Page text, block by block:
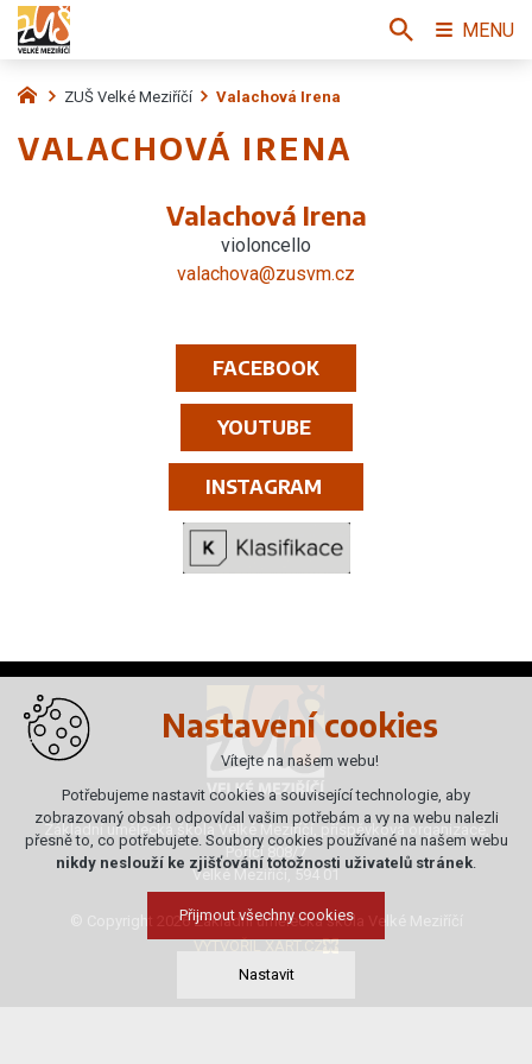
FACEBOOK
YOUTUBE
INSTAGRAM
ZUŠ Velké Meziříčí Valachová Irena
VALACHOVÁ IRENA
Valachová Irena
violoncello
valachova@zusvm.cz
Základní umělecká škola Velké Meziříčí, příspěvková organizace,
Poříčí 808/7
Velké Meziříčí, 594 01
© Copyright 2026 Základní umělecká škola Velké Meziříčí
VYTVOŘIL XART.CZ
MENU
Nastavení cookies
Vítejte na našem webu!
Potřebujeme nastavit cookies a související technologie, aby
zobrazovaný obsah odpovídal vašim potřebám a vy na webu nalezli
přesně to, co potřebujete. Soubory cookies používané na našem webu
nikdy neslouží ke zjišťování totožnosti uživatelů stránek.
Přijmout všechny cookies
Nastavit